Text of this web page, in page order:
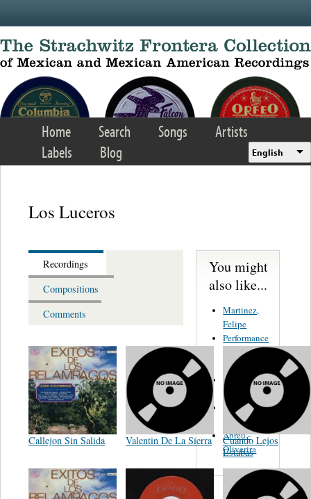
Home Search Songs
Artists
Labels
Blog English
Los Luceros
Recordings
Compositions
Comments
Callejon Sin Salida Valentin De La Sierra
Cuando Lejos
Estabas
You might
also like...
Martinez,
Felipe
Performance
Music Co.
BMI
Matus -
Rodriguez
Carleton -
Dixon
Abreu -
Oliverira